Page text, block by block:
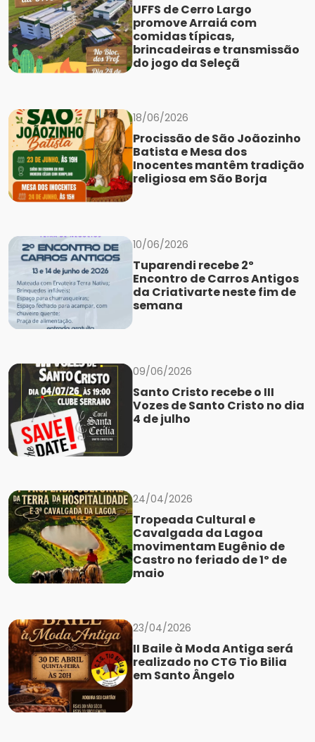
UFFS de Cerro Largo
promove Arraiá com
comidas típicas,
brincadeiras e transmissão
do jogo da Seleçã
18/06/2026
Procissão de São Joãozinho
Batista e Mesa dos
Inocentes mantêm tradição
religiosa em São Borja
10/06/2026
Tuparendi recebe 2º
Encontro de Carros Antigos
da Criativarte neste fim de
semana
09/06/2026
Santo Cristo recebe o III
Vozes de Santo Cristo no dia
4 de julho
24/04/2026
Tropeada Cultural e
Cavalgada da Lagoa
movimentam Eugênio de
Castro no feriado de 1º de
maio
23/04/2026
II Baile à Moda Antiga será
realizado no CTG Tio Bilia
em Santo Ângelo